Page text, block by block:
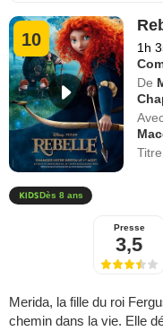
10 1h
De
Dès 8 ans
Presse
3,5
Merida, la fille du roi
chemin dans la vie. Elle